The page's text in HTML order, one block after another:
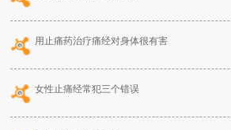
用止痛药治疗痛经对身体很有害
女性止痛经常犯三个错误